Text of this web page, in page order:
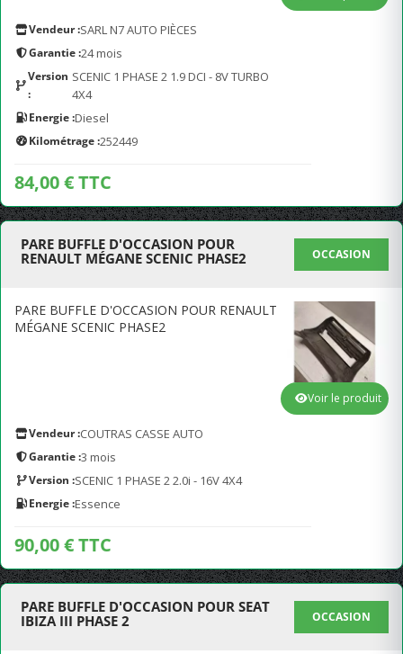
Vendeur :SARL N7 AUTO PIÈCES
Garantie :24 mois
Version
:
SCENIC 1 PHASE 2 1.9 DCI - 8V TURBO
4X4
Energie :Diesel
Kilométrage :252449
84,00 € TTC
PARE BUFFLE D'OCCASION POUR
RENAULT MÉGANE SCENIC PHASE2
OCCASION
PARE BUFFLE D'OCCASION POUR RENAULT
MÉGANE SCENIC PHASE2
Vendeur :COUTRAS CASSE AUTO
Garantie :3 mois
Version :SCENIC 1 PHASE 2 2.0i - 16V 4X4
Energie :Essence
90,00 € TTC
Voir le produit
PARE BUFFLE D'OCCASION POUR SEAT
IBIZA III PHASE 2
OCCASION